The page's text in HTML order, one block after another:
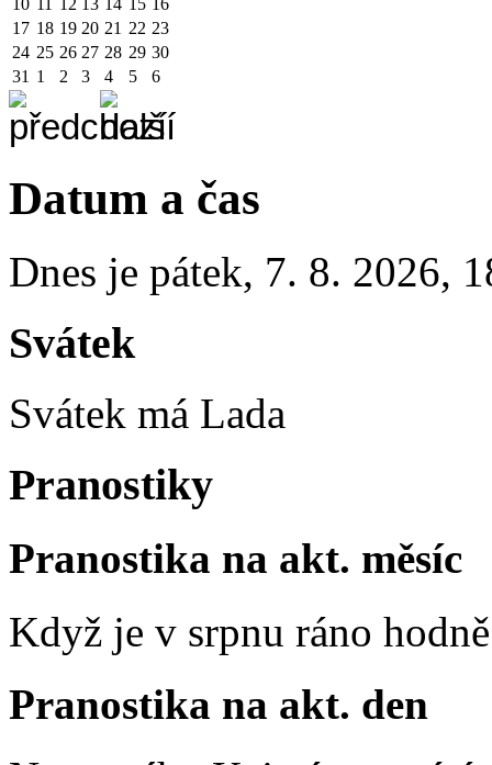
10 11 12 13 14 15 16
17 18 19 20 21 22 23
24 25 26 27 28 29 30
31 1 2 3 4 5 6
Datum a čas
Dnes je pátek, 7. 8. 2026,
Svátek
Svátek má Lada
Pranostiky
Pranostika na akt. měsíc
Když je v srpnu ráno
Pranostika na akt. den